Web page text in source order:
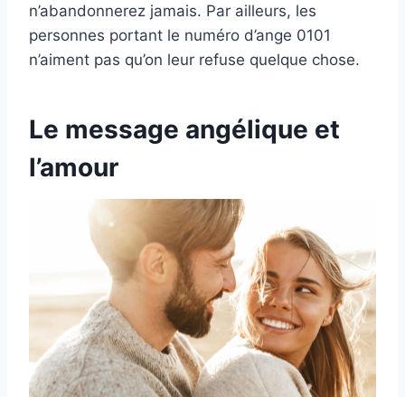
n’abandonnerez jamais. Par ailleurs, les
personnes portant le numéro d’ange 0101
n’aiment pas qu’on leur refuse quelque chose.
Le message angélique et
l’amour